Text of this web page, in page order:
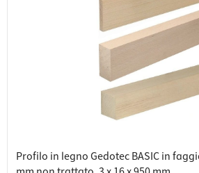
Profilo in legno Gedotec BASIC in